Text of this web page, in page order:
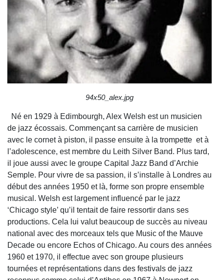
94x50_alex.jpg
Né en 1929 à Edimbourgh, Alex Welsh est un musicien
de jazz écossais. Commençant sa carrière de musicien
avec le cornet à piston, il passe ensuite à la trompette et à
l’adolescence, est membre du Leith Silver Band. Plus tard,
il joue aussi avec le groupe Capital Jazz Band d’Archie
Semple. Pour vivre de sa passion, il s’installe à Londres au
début des années 1950 et là, forme son propre ensemble
musical. Welsh est largement influencé par le jazz
‘Chicago style’ qu’il tentait de faire ressortir dans ses
productions. Cela lui valut beaucoup de succès au niveau
national avec des morceaux tels que Music of the Mauve
Decade ou encore Echos of Chicago. Au cours des années
1960 et 1970, il effectue avec son groupe plusieurs
tournées et représentations dans des festivals de jazz